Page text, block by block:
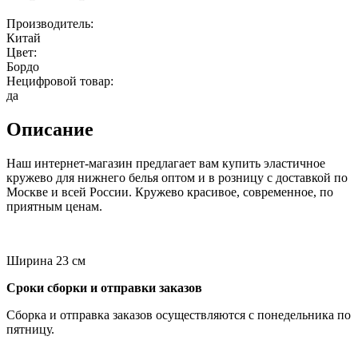
Производитель:
Китай
Цвет:
Бордо
Нецифровой товар:
да
Описание
Наш интернет-магазин предлагает вам купить эластичное
кружево для нижнего белья оптом и в розницу с доставкой по
Москве и всей России. Кружево красивое, современное, по
приятным ценам.
Ширина 23 см
Сроки сборки и отправки заказов
Сборка и отправка заказов осуществляются с понедельника по
пятницу.